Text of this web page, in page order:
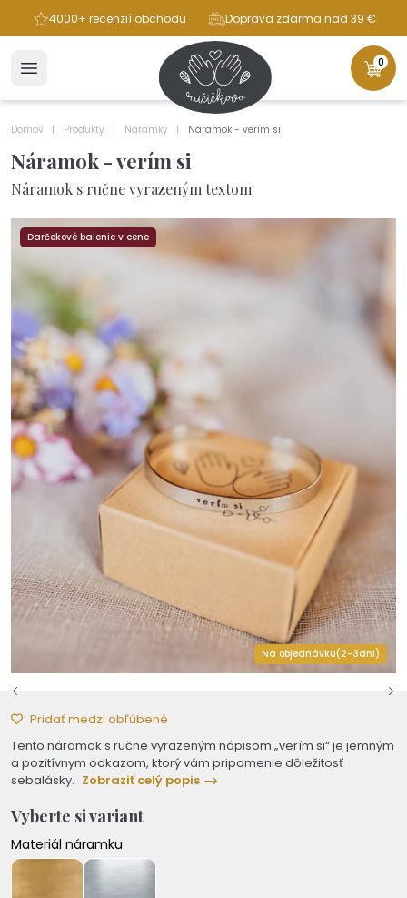
4000+ recenzií obchodu Doprava zdarma nad 39 €
0
Domov Produkty Náramky Náramok - verím si
Náramok - verím si
Náramok s ručne vyrazeným textom
Darčekové balenie v cene
Na objednávku(2-3dni)
Pridať medzi obľúbené
Tento náramok s ručne vyrazeným nápisom „verím si“ je jemným
a pozitívnym odkazom, ktorý vám pripomenie dôležitosť
sebalásky. Zobraziť celý popis
Vyberte si variant
Materiál náramku